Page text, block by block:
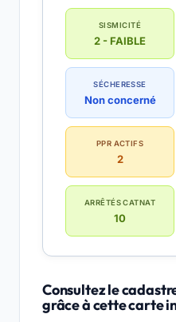
SISMICITÉ
2 - FAIBLE
SÉCHERESSE
Non concerné
PPR ACTIFS
2
ARRÊTÉS CATNAT
10
Consultez le
grâce à cette carte